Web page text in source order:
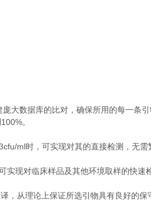
庞大数据库的比对，确保所用的每一条
100%。
ml时，可实现对其的直接检测，无需
实现对临床样品及其他环境取样的快速
，从理论上保证所选引物具有良好的保